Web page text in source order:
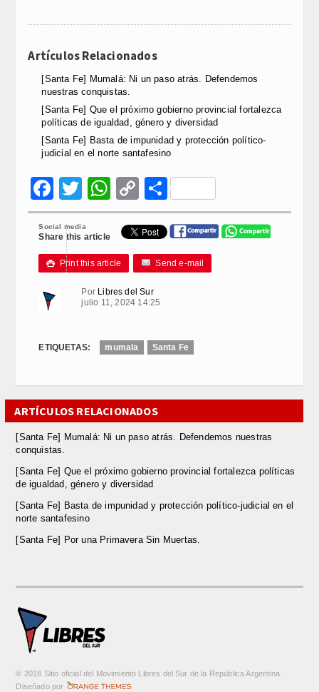
Artículos Relacionados
[Santa Fe] Mumalá: Ni un paso atrás. Defendemos
nuestras conquistas.
[Santa Fe] Que el próximo gobierno provincial fortalezca
políticas de igualdad, género y diversidad
[Santa Fe] Basta de impunidad y protección político-
judicial en el norte santafesino
Facebook
Twitter
WhatsApp
Copy
Link
Compartir
Social media
Share this article
 Print this article Send e-mail
Por Libres del Sur
julio 11, 2024 14:25
ETIQUETAS: mumala Santa Fe
ARTÍCULOS RELACIONADOS
[Santa Fe] Mumalá: Ni un paso atrás. Defendemos nuestras
conquistas.
[Santa Fe] Que el próximo gobierno provincial fortalezca políticas
de igualdad, género y diversidad
[Santa Fe] Basta de impunidad y protección político-judicial en el
norte santafesino
[Santa Fe] Por una Primavera Sin Muertas.
© 2018 Sitio oficial del Movimiento Libres del Sur de la República Argentina
Diseñado por